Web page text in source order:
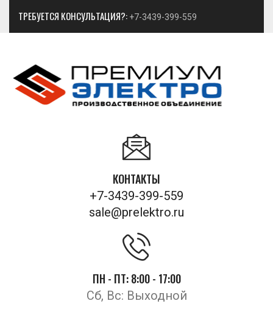
ТРЕБУЕТСЯ КОНСУЛЬТАЦИЯ?: +7-3439-399-559
КОНТАКТЫ
+7-3439-399-559
sale@prelektro.ru
ПН - ПТ: 8:00 - 17:00
Сб, Вс: Выходной